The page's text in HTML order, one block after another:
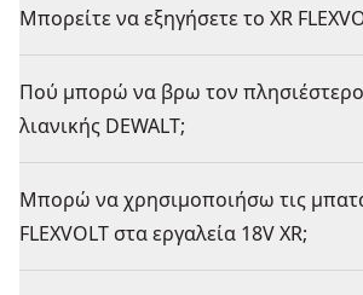
Μπορείτε να εξηγήσετε το XR
Πού μπορώ να βρω τον
λιανικής DEWALT;
Μπορώ να χρησιμοποιήσω τις
FLEXVOLT στα εργαλεία 18V XR;